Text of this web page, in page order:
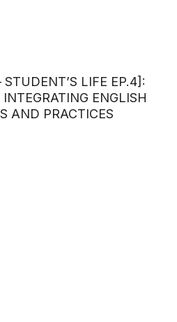
LIFE EP.4]:
ENGLISH
AND PRACTICES